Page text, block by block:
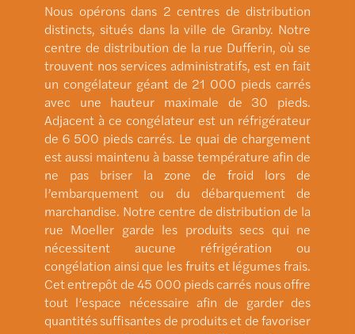
Nous opérons dans 2 centres de distribution
distincts, situés dans la ville de Granby. Notre
centre de distribution de la rue Dufferin, où se
trouvent nos services administratifs, est en fait
un congélateur géant de 21 000 pieds carrés
avec une hauteur maximale de 30 pieds.
Adjacent à ce congélateur est un réfrigérateur
de 6 500 pieds carrés. Le quai de chargement
est aussi maintenu à basse température afin de
ne pas briser la zone de froid lors de
l’embarquement ou du débarquement de
marchandise. Notre centre de distribution de la
rue Moeller garde les produits secs qui ne
nécessitent aucune réfrigération ou
congélation ainsi que les fruits et légumes frais.
Cet entrepôt de 45 000 pieds carrés nous offre
tout l’espace nécessaire afin de garder des
quantités suffisantes de produits et de favoriser